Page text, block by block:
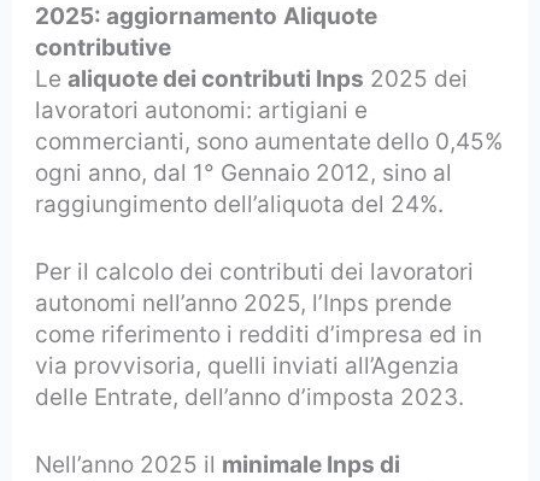
2025: aggiornamento Aliquote
contributive
Lealiquote dei contributi Inps 2025 dei
lavoratori autonomi: artigiani e
commercianti, sono aumentate dello 0,45%
ogni anno, dal 1° Gennaio 2012, sino al
raggiungimento dell’aliquota del 24%.
Per il calcolo dei contributi dei lavoratori
autonomi nell’anno 2025, l’Inps prende
come riferimento i redditi d’impresa ed in
via provvisoria, quelli inviati all’Agenzia
delle Entrate, dell’anno d’imposta 2023.
Nell’anno 2025 il minimale Inps di